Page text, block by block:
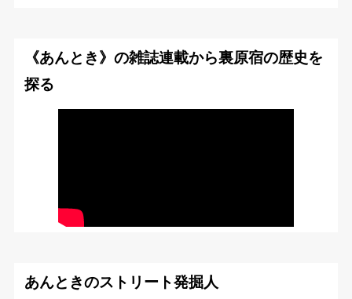
《あんとき》の雑誌連載から裏原宿の歴史を
探る
あんときのストリート発掘人